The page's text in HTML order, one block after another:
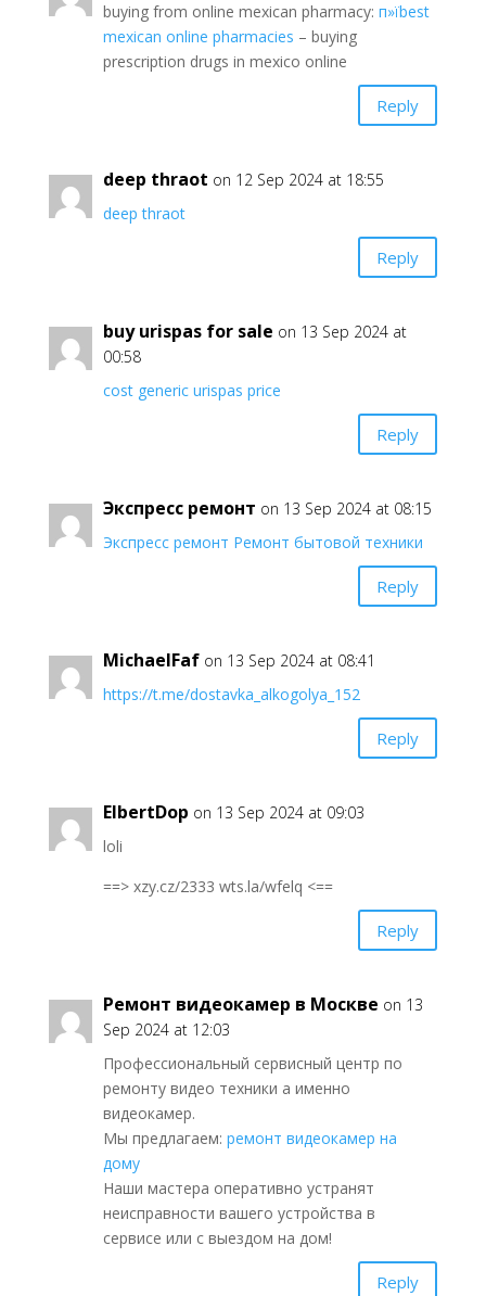
buying from online mexican pharmacy: п»їbest
mexican online pharmacies – buying
prescription drugs in mexico online
Reply
deep thraot on 12 Sep 2024 at 18:55
deep thraot
Reply
buy urispas for sale on 13 Sep 2024 at
00:58
cost generic urispas price
Reply
Экспресс ремонт on 13 Sep 2024 at 08:15
Экспресс ремонт Ремонт бытовой техники
Reply
MichaelFaf on 13 Sep 2024 at 08:41
https://t.me/dostavka_alkogolya_152
Reply
ElbertDop on 13 Sep 2024 at 09:03
loli
==> xzy.cz/2333 wts.la/wfelq <==
Reply
Ремонт видеокамер в Москве on 13
Sep 2024 at 12:03
Профессиональный сервисный центр по
ремонту видео техники а именно
видеокамер.
Мы предлагаем: ремонт видеокамер на
дому
Наши мастера оперативно устранят
неисправности вашего устройства в
сервисе или с выездом на дом!
Reply